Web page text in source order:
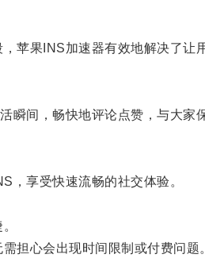
果INS加速器有效地解决了让
间，畅快地评论点赞，与大家
享受快速流畅的社交体验。
心会出现时间限制或付费问题